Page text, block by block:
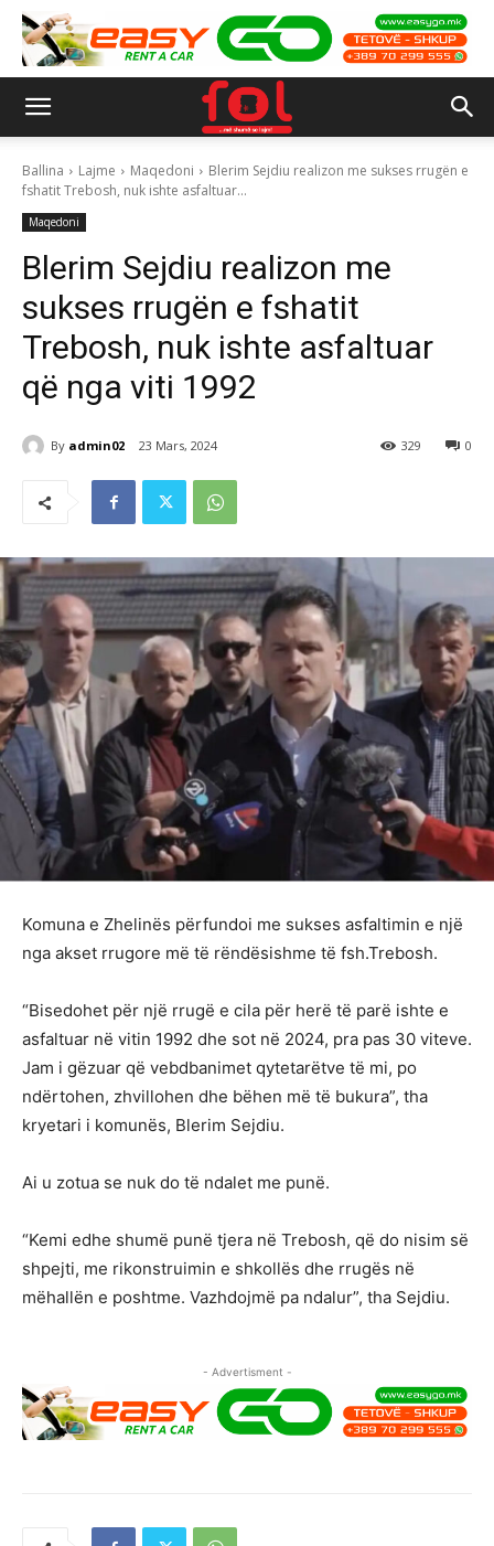
Ballina Lajme Maqedoni
Blerim Sejdiu realizon me sukses rrugën e
fshatit Trebosh, nuk ishte asfaltuar...
Maqedoni
Blerim Sejdiu realizon me
sukses rrugën e fshatit
Trebosh, nuk ishte asfaltuar
që nga viti 1992
By admin02 23 Mars, 2024 0
329
Komuna e Zhelinës përfundoi me sukses asfaltimin e një
nga akset rrugore më të rëndësishme të fsh.Trebosh.
“Bisedohet për një rrugë e cila për herë të parë ishte e
asfaltuar në vitin 1992 dhe sot në 2024, pra pas 30 viteve.
Jam i gëzuar që vebdbanimet qytetarëtve të mi, po
ndërtohen, zhvillohen dhe bëhen më të bukura”, tha
kryetari i komunës, Blerim Sejdiu.
Ai u zotua se nuk do të ndalet me punë.
“Kemi edhe shumë punë tjera në Trebosh, që do nisim së
shpejti, me rikonstruimin e shkollës dhe rrugës në
mëhallën e poshtme. Vazhdojmë pa ndalur”, tha Sejdiu.
- Advertisment -